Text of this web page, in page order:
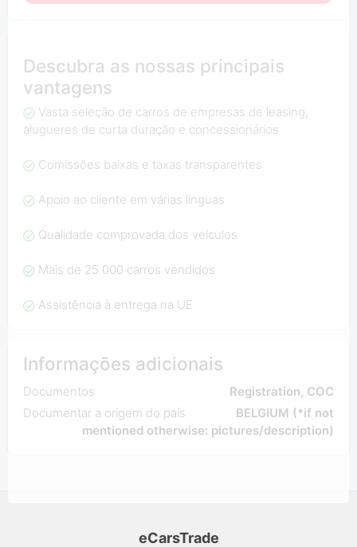
Descubra as nossas principais
vantagens
Vasta seleção de carros de empresas de leasing,
alugueres de curta duração e concessionários
Comissões baixas e taxas transparentes
Apoio ao cliente em várias línguas
Qualidade comprovada dos veículos
Mais de 25 000 carros vendidos
Assistência à entrega na UE
Informações adicionais
Documentos
Registration, COC
Documentar a origem do país
BELGIUM (*if not
mentioned otherwise: pictures/description)
eCarsTrade